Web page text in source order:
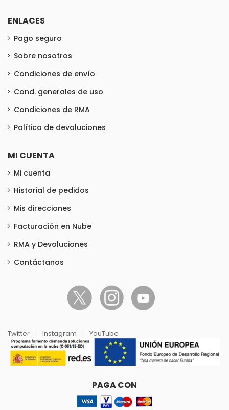
ENLACES
Pago seguro
Sobre nosotros
Condiciones de envío
Cond. generales de uso
Condiciones de RMA
Política de devoluciones
MI CUENTA
Mi cuenta
Historial de pedidos
Mis direcciones
Facturación en Nube
RMA y Devoluciones
Contáctanos
Twitter | Instagram | YouTube
PAGA CON